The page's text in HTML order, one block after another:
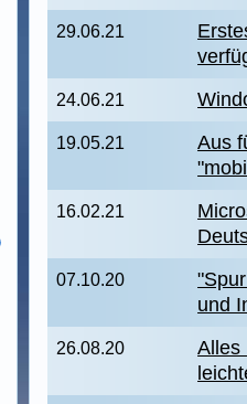
29.06.21
24.06.21
19.05.21
Aus
16.02.21
07.10.20
und
26.08.20
Alles